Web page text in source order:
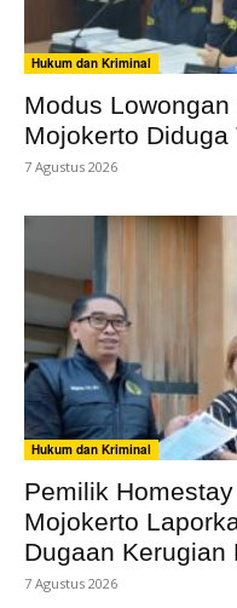
Hukum dan Kriminal
Modus
Mojokerto Diduga
7 Agustus 2026
Hukum dan Kriminal
Pemilik
Mojokerto
Dugaan Kerugian
7 Agustus 2026